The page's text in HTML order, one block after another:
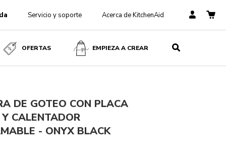
Servicio y soporte Acerca de KitchenAid
OFERTAS EMPIEZA A CREAR
$ 2939 $ 4199
Ahorra $ 1260
IVA
incluido
AÑADIR AL CARRITO
DE GOTEO CON PLACA
CALENTADOR
- ONYX BLACK